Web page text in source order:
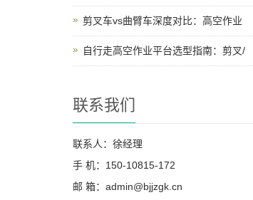
剪叉车vs曲臂车深度对比：高空作业
自行走高空作业平台选型指南：剪叉/
联系我们
联系人：徐经理
手 机：150-10815-172
邮 箱：admin@bjjzgk.cn